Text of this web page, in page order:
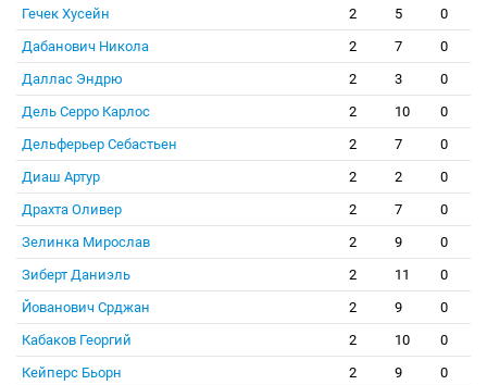
Гечек Хусейн 2 5
0
Дабанович Никола
2 7
0
Даллас Эндрю
2 3
0
Дель Серро Карлос
2 10
0
Дельферьер Себастьен
2 7
0
Диаш Артур
2 2
0
Драхта Оливер
2 7
0
Зелинка Мирослав
2 9
0
Зиберт Даниэль
2 11
0
Йованович Срджан
2 9
0
Кабаков Георгий
2 10
0
Кейперс Бьорн
2 9
0